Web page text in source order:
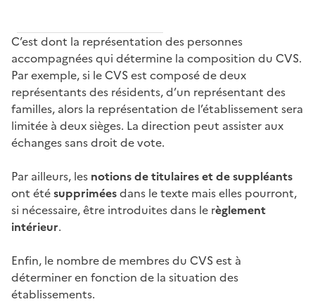
C’est dont la représentation des personnes
accompagnées qui détermine la composition du CVS.
Par exemple, si le CVS est composé de deux
représentants des résidents, d’un représentant des
familles, alors la représentation de l’établissement sera
limitée à deux sièges. La direction peut assister aux
échanges sans droit de vote.
Par ailleurs, les notions de titulaires et de suppléants
ont étésuppriméesdans le texte mais elles pourront,
si nécessaire, être introduites dans le règlement
intérieur.
Enfin, le nombre de membres du CVS est à
déterminer en fonction de la situation des
établissements.